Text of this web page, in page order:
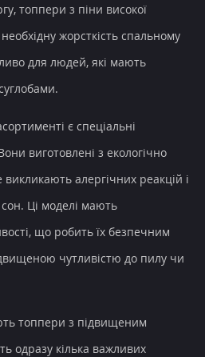
топпери з піни високої
жорсткість спальному
для людей, які мають
є спеціальні
виготовлені з екологічно
викликають алергічних реакцій і
Ці моделі мають
що робить їх безпечним
чутливістю до пилу чи
топпери з підвищеним
одразу кілька важливих